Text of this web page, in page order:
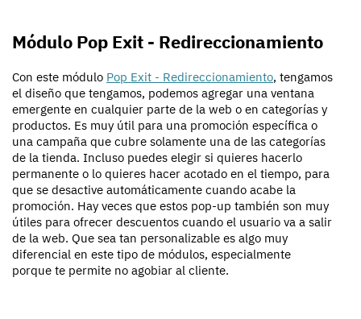
Módulo Pop Exit - Redireccionamiento
Con este módulo Pop Exit - Redireccionamiento, tengamos
el diseño que tengamos, podemos agregar una ventana
emergente en cualquier parte de la web o en categorías y
productos. Es muy útil para una promoción específica o
una campaña que cubre solamente una de las categorías
de la tienda. Incluso puedes elegir si quieres hacerlo
permanente o lo quieres hacer acotado en el tiempo, para
que se desactive automáticamente cuando acabe la
promoción. Hay veces que estos pop-up también son muy
útiles para ofrecer descuentos cuando el usuario va a salir
de la web. Que sea tan personalizable es algo muy
diferencial en este tipo de módulos, especialmente
porque te permite no agobiar al cliente.